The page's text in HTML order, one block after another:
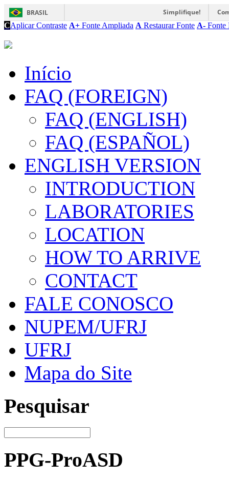
BRASIL Simplifique!
CAplicar Contraste A+ Fonte Ampliada A Restaurar Fonte A- Fonte
Início
FAQ (FOREIGN)
FAQ (ENGLISH)
FAQ (ESPAÑOL)
ENGLISH VERSION
INTRODUCTION
LABORATORIES
LOCATION
HOW TO ARRIVE
CONTACT
FALE CONOSCO
NUPEM/UFRJ
UFRJ
Mapa do Site
Pesquisar
PPG-ProASD